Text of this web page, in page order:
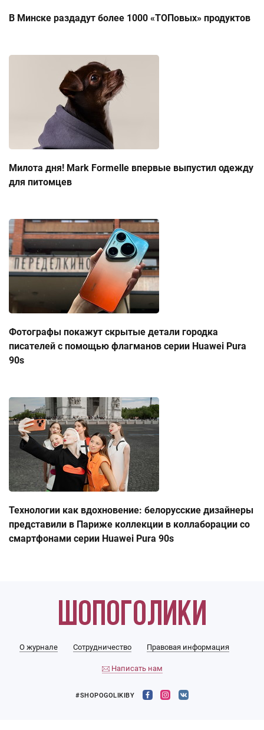
В Минске раздадут более 1000 «ТОПовых» продуктов
Милота дня! Mark Formelle впервые выпустил одежду
для питомцев
Фотографы покажут скрытые детали городка
писателей с помощью флагманов серии Huawei Pura
90s
Технологии как вдохновение: белорусские дизайнеры
представили в Париже коллекции в коллаборации со
смартфонами серии Huawei Pura 90s
О журнале Сотрудничество Правовая информация
Написать нам
#SHOPOGOLIKIBY